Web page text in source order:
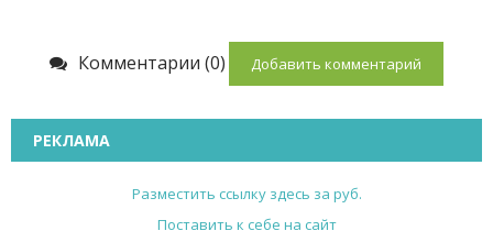
Комментарии (0) Добавить комментарий
РЕКЛАМА
Разместить ссылку здесь за руб.
Поставить к себе на сайт